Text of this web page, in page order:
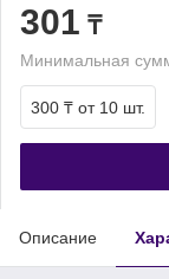
301 ₸
Минимальная
300 ₸ от 10 шт.
Описание